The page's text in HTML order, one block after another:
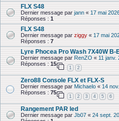
FLX S48
Dernier message par jann « 17 mai
Réponses : 1
FLX S48
Dernier message par ziggy « 17 mai
Réponses : 7
Lyre Phocea Pro Wash 7X40W B-
Dernier message par RenZO « 11 janv.
Réponses : 15
1 2
Zero88 Console FLX et FLX-S
Dernier message par Michaelo « 14
Réponses : 75
1 2 3 4 5 6
Rangement PAR led
Dernier message par Jb07 « 24 sept.